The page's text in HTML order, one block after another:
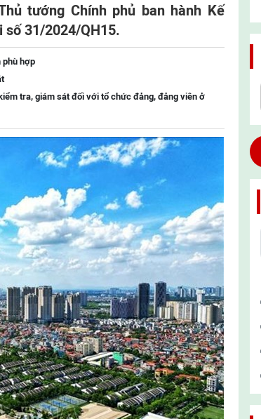
tướng Chính phủ ban hành Kế
31/2024/QH15.
phù hợp
tra, giám sát đối với tổ chức đảng, đảng viên ở